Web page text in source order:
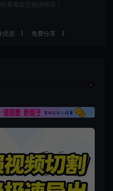
客服提交链接错误！
优选 免费分享